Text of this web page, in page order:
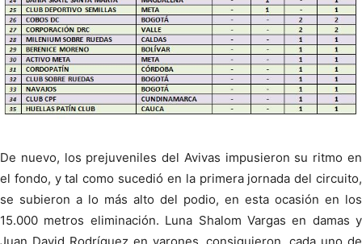
De nuevo, los prejuveniles del Avivas impusieron su ritmo en
el fondo, y tal como sucedió en la primera jornada del circuito,
se subieron a lo más alto del podio, en esta ocasión en los
15.000 metros eliminación. Luna Shalom Vargas en damas y